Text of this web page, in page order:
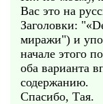
Вас это на
Заголовки:
миражи") и
начале этого
оба варианта
содержанию.
Спасибо, Тая.